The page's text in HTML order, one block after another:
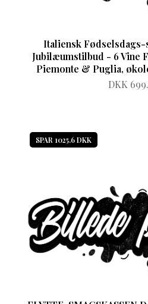
Italiensk Fødselsdags-
Jubilæumstilbud - 6 Vine
Piemonte & Puglia,
DKK
SPAR 1025.6 DKK